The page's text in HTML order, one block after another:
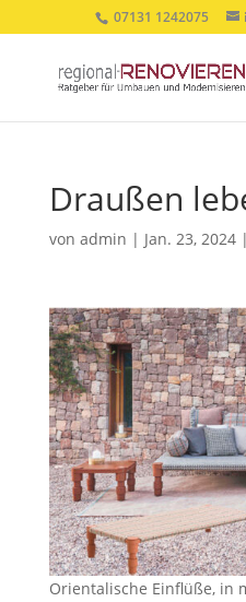
07131 1242075
Draußen
von admin | Jan. 23, 2024|
Orientalische Einflüße, in